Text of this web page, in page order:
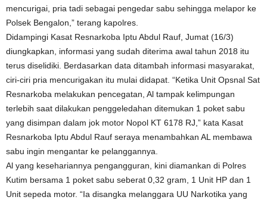
mencurigai, pria tadi sebagai pengedar sabu sehingga melapor ke
Polsek Bengalon,” terang kapolres.
Didampingi Kasat Resnarkoba Iptu Abdul Rauf, Jumat (16/3)
diungkapkan, informasi yang sudah diterima awal tahun 2018 itu
terus diselidiki. Berdasarkan data ditambah informasi masyarakat,
ciri-ciri pria mencurigakan itu mulai didapat. “Ketika Unit Opsnal Sat
Resnarkoba melakukan pencegatan, Al tampak kelimpungan
terlebih saat dilakukan penggeledahan ditemukan 1 poket sabu
yang disimpan dalam jok motor Nopol KT 6178 RJ,” kata Kasat
Resnarkoba Iptu Abdul Rauf seraya menambahkan AL membawa
sabu ingin mengantar ke pelanggannya.
Al yang kesehariannya pengangguran, kini diamankan di Polres
Kutim bersama 1 poket sabu seberat 0,32 gram, 1 Unit HP dan 1
Unit sepeda motor. “Ia disangka melanggara UU Narkotika yang